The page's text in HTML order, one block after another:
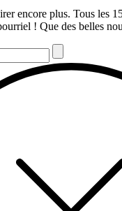
encore plus. Tous les
! Que des belles